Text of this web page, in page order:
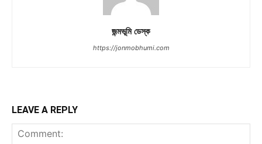
জন্মভূমি ডেস্ক
https://jonmobhumi.com
LEAVE A REPLY